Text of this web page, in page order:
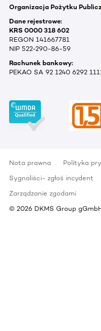
Organizacja Pożytku
Dane rejestrowe:
KRS 0000 318 602
REGON 141667781
NIP 522-290-86-59
Rachunek bankowy:
PEKAO SA 92 1240 6292
Nota prawna Polityka
Sygnaliści- zgłoś incydent
Zarządzanie zgodami
© 2026 DKMS Group